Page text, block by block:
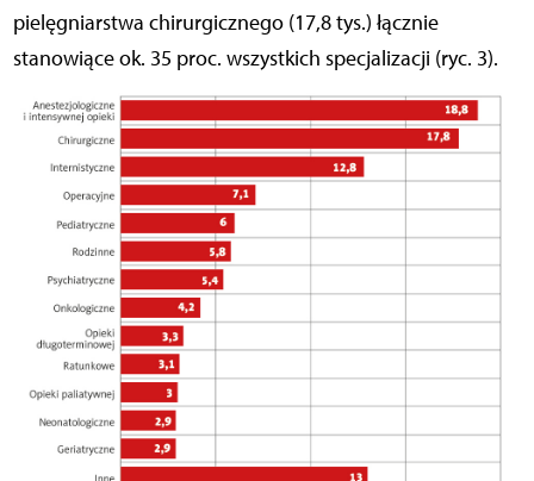
pielęgniarstwa chirurgicznego (17,8 tys.) łącznie
stanowiące ok. 35 proc. wszystkich specjalizacji (ryc. 3).